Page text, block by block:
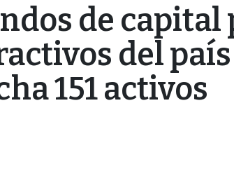
de
del
151 activos